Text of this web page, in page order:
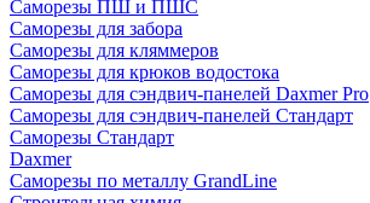
Саморезы ПШ и ПШС
Саморезы для забора
Саморезы для кляммеров
Саморезы для крюков водостока
Саморезы для сэндвич-панелей Daxmer Pro
Саморезы для сэндвич-панелей Стандарт
Саморезы Стандарт
Daxmer
Саморезы по металлу GrandLine